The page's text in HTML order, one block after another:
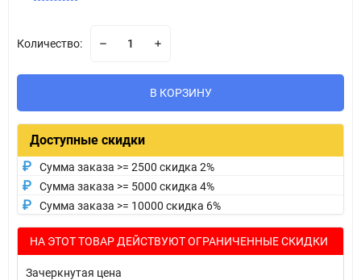
Количество:
В КОРЗИНУ
Доступные скидки
Сумма заказа >= 2500 скидка 2%
Сумма заказа >= 5000 скидка 4%
Сумма заказа >= 10000 скидка 6%
НА ЭТОТ ТОВАР ДЕЙСТВУЮТ ОГРАНИЧЕННЫЕ СКИДКИ
Зачеркнутая цена